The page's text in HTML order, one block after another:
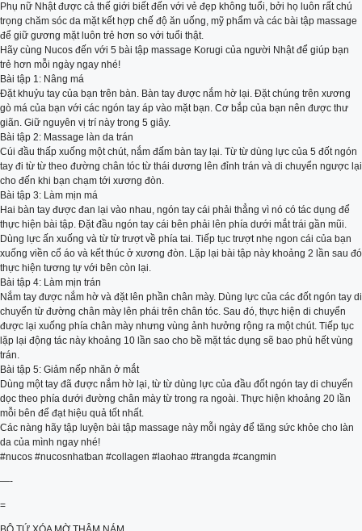
Phụ nữ Nhật được cả thế giới biết đến với vẻ đẹp không tuổi, bởi họ luôn rất chú
trọng chăm sóc da mặt kết hợp chế độ ăn uống, mỹ phẩm và các bài tập massage
để giữ gương mặt luôn trẻ hơn so với tuổi thật.
Hãy cùng Nucos đến với 5 bài tập massage Korugi của người Nhật để giúp bạn
trẻ hơn mỗi ngày ngay nhé!
Bài tập 1: Nâng má
Đặt khuỷu tay của bạn trên bàn. Bàn tay được nắm hờ lại. Đặt chúng trên xương
gò má của bạn với các ngón tay áp vào mặt bạn. Cơ bắp của bạn nên được thư
giãn. Giữ nguyên vị trí này trong 5 giây.
Bài tập 2: Massage làn da trán
Cúi đầu thấp xuống một chút, nắm đấm bàn tay lại. Từ từ dùng lực của 5 đốt ngón
tay đi từ từ theo đường chân tóc từ thái dương lên đỉnh trán và di chuyển ngược lại
cho đến khi bạn chạm tới xương đòn.
Bài tập 3: Làm mịn má
Hai bàn tay được đan lại vào nhau, ngón tay cái phải thẳng vì nó có tác dụng để
thực hiện bài tập. Đặt đầu ngón tay cái bên phải lên phía dưới mắt trái gần mũi.
Dùng lực ấn xuống và từ từ trượt về phía tai. Tiếp tục trượt nhẹ ngon cái của bạn
xuống viền cổ áo và kết thúc ở xương đòn. Lặp lại bài tập này khoảng 2 lần sau đó
thực hiện tương tự với bên còn lại.
Bài tập 4: Làm mịn trán
Nắm tay được nắm hờ và đặt lên phần chân mày. Dùng lực của các đốt ngón tay di
chuyển từ đường chân mày lên phái trên chân tóc. Sau đó, thực hiện di chuyển
được lại xuống phía chân mày nhưng vùng ảnh hưởng rộng ra một chút. Tiếp tục
lặp lại động tác này khoảng 10 lần sao cho bề mặt tác dụng sẽ bao phủ hết vùng
trán.
Bài tập 5: Giảm nếp nhăn ở mắt
Dùng một tay đã được nắm hờ lại, từ từ dùng lực của đầu đốt ngón tay di chuyển
dọc theo phía dưới đường chân mày từ trong ra ngoài. Thực hiện khoảng 20 lần
mỗi bên để đạt hiệu quả tốt nhất.
Các nàng hãy tập luyện bài tập massage này mỗi ngày để tăng sức khỏe cho làn
da của mình ngay nhé!
#nucos #nucosnhatban #collagen #laohao #trangda #cangmin
—-
=